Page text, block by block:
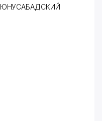
ЮНУСАБАДСКИЙ